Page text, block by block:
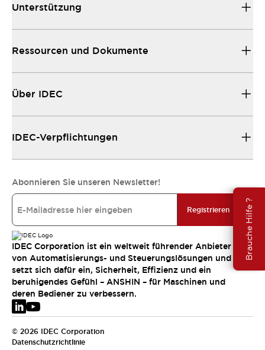
Brauche Hilfe ?
Unterstützung
Ressourcen und Dokumente
Über IDEC
IDEC-Verpflichtungen
Abonnieren Sie unseren Newsletter!
Registrieren
IDEC Corporation ist ein weltweit führender Anbieter
von Automatisierungs- und Steuerungslösungen und
setzt sich dafür ein, Sicherheit, Effizienz und ein
beruhigendes Gefühl – ANSHIN – für Maschinen und
deren Bediener zu verbessern.
© 2026 IDEC Corporation
Datenschutzrichtlinie